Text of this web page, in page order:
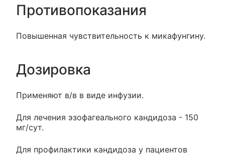
Противопоказания
Повышенная чувствительность к микафунгину.
Дозировка
Применяют в/в в виде инфузии.
Для лечения эзофагеального кандидоза - 150
мг/сут.
Для профилактики кандидоза у пациентов